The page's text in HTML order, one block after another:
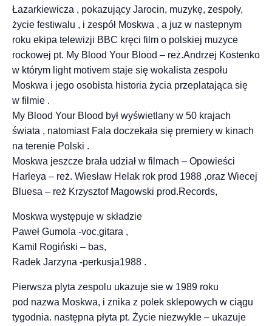
Łazarkiewicza , pokazujący Jarocin, muzykę, zespoły,
życie festiwalu , i zespół Moskwa , a juz w nastepnym
roku ekipa telewizji BBC kręci film o polskiej muzyce
rockowej pt. My Blood Your Blood – reż.Andrzej Kostenko
w którym light motivem staje się wokalista zespołu
Moskwa i jego osobista historia życia przeplatająca się
w filmie .
My Blood Your Blood był wyświetlany w 50 krajach
świata , natomiast Fala doczekała się premiery w kinach
na terenie Polski .
Moskwa jeszcze brała udział w filmach – Opowieści
Harleya – reż. Wiesław Helak rok prod 1988 ,oraz Wiecej
Bluesa – reż Krzysztof Magowski prod.Records,
Moskwa występuje w składzie
Paweł Gumola -voc,gitara ,
Kamil Rogiński – bas,
Radek Jarzyna -perkusja1988 .
Pierwsza plyta zespolu ukazuje sie w 1989 roku
pod nazwa Moskwa, i znika z polek sklepowych w ciągu
tygodnia. następna płyta pt. Życie niezwykle – ukazuje